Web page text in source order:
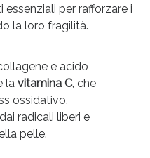
essenziali per rafforzare i
la loro fragilità.
e acido
la vitamina C, che
ossidativo,
radicali liberi e
pelle.